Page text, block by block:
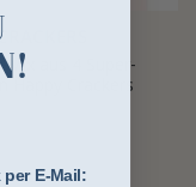
Mix aus 4 Super-
Happy Crackers
ends in:
E-Mail: